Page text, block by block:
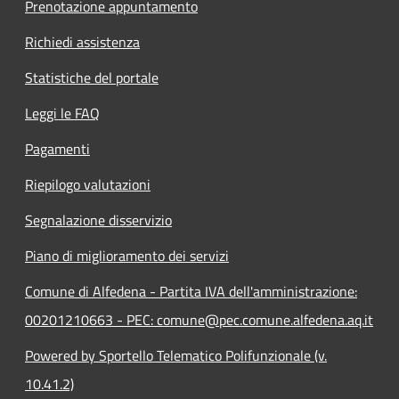
Prenotazione appuntamento
Richiedi assistenza
Statistiche del portale
Leggi le FAQ
Pagamenti
Riepilogo valutazioni
Segnalazione disservizio
Piano di miglioramento dei servizi
Comune di Alfedena - Partita IVA dell'amministrazione:
00201210663 - PEC: comune@pec.comune.alfedena.aq.it
Powered by Sportello Telematico Polifunzionale (v.
10.41.2)